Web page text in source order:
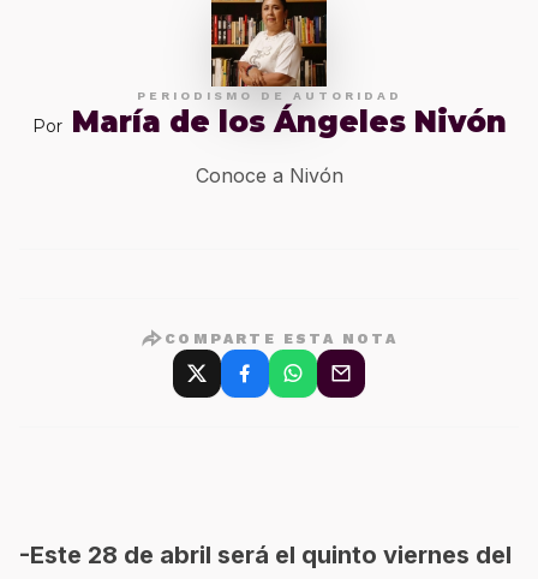
PERIODISMO DE AUTORIDAD
Por María de los Ángeles Nivón
Conoce a Nivón
COMPARTE ESTA NOTA
-Este 28 de abril será el quinto viernes del